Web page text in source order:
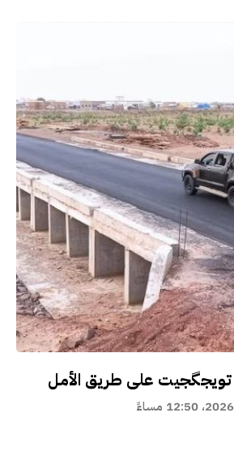
تويجگجيت على طريق الأمل